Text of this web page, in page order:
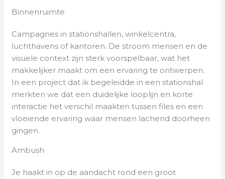
Binnenruimte
Campagnes in stationshallen, winkelcentra,
luchthavens of kantoren. De stroom mensen en de
visuele context zijn sterk voorspelbaar, wat het
makkelijker maakt om een ervaring te ontwerpen.
In een project dat ik begeleidde in een stationshal
merkten we dat een duidelijke looplijn en korte
interactie het verschil maakten tussen files en een
vloeiende ervaring waar mensen lachend doorheen
gingen.
Ambush
Je haakt in op de aandacht rond een groot